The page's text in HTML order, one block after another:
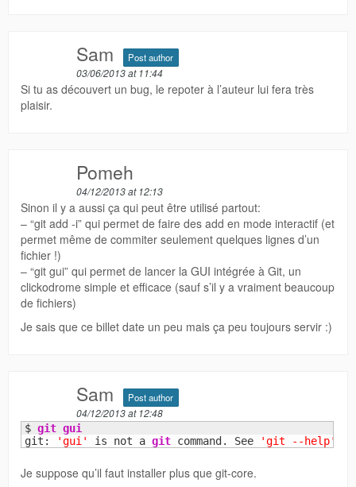
Sam Post author
03/06/2013 at 11:44
Si tu as découvert un bug, le repoter à l’auteur lui fera très
plaisir.
Pomeh
04/12/2013 at 12:13
Sinon il y a aussi ça qui peut être utilisé partout:
– “git add -i” qui permet de faire des add en mode interactif (et
permet même de commiter seulement quelques lignes d’un
fichier !)
– “git gui” qui permet de lancer la GUI intégrée à Git, un
clickodrome simple et efficace (sauf s’il y a vraiment beaucoup
de fichiers)
Je sais que ce billet date un peu mais ça peu toujours servir :)
Sam Post author
04/12/2013 at 12:48
$ git gui
git:
'gui' is not a git command. See 'git --help'
Je suppose qu’il faut installer plus que git-core.